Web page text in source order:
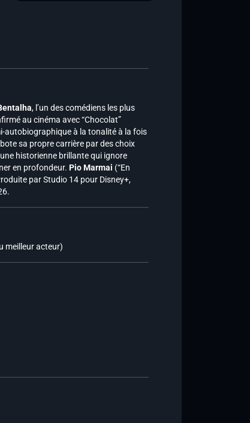
, l’un des comédiens les plus
au cinéma avec “Chocolat”
autobiographique à la tonalité à la fois
sa propre carrière par des choix
historienne brillante qui ignore
en profondeur. Pio Marmai (“En
par Studio 14 pour Disney+,
meilleur acteur)